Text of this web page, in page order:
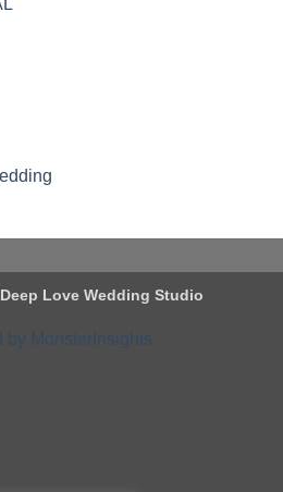
Deep Love Wedding Studio